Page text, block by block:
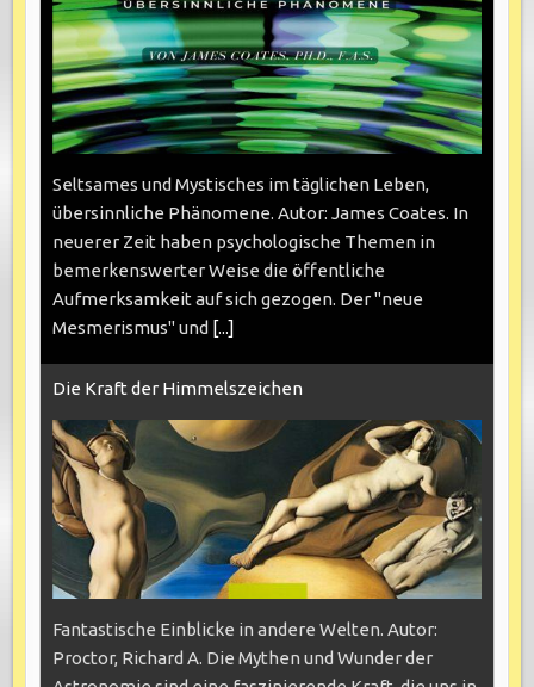
Seltsames und Mystisches im täglichen Leben,
übersinnliche Phänomene. Autor: James Coates. In
neuerer Zeit haben psychologische Themen in
bemerkenswerter Weise die öffentliche
Aufmerksamkeit auf sich gezogen. Der "neue
Mesmerismus" und [...]
Die Kraft der Himmelszeichen
Fantastische Einblicke in andere Welten. Autor:
Proctor, Richard A. Die Mythen und Wunder der